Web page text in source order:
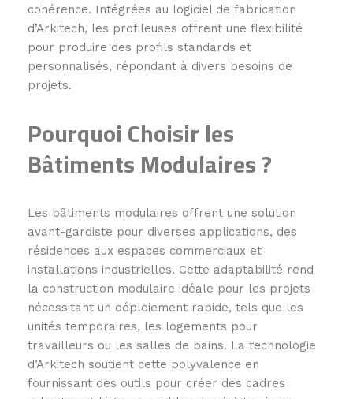
cohérence. Intégrées au logiciel de fabrication
d’Arkitech, les profileuses offrent une flexibilité
pour produire des profils standards et
personnalisés, répondant à divers besoins de
projets.
Pourquoi Choisir les
Bâtiments Modulaires ?
Les bâtiments modulaires offrent une solution
avant-gardiste pour diverses applications, des
résidences aux espaces commerciaux et
installations industrielles. Cette adaptabilité rend
la construction modulaire idéale pour les projets
nécessitant un déploiement rapide, tels que les
unités temporaires, les logements pour
travailleurs ou les salles de bains. La technologie
d’Arkitech soutient cette polyvalence en
fournissant des outils pour créer des cadres